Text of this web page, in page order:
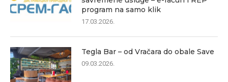
program na samo klik
17.03.2026.
Tegla Bar – od Vračara do obale Save
09.03.2026.